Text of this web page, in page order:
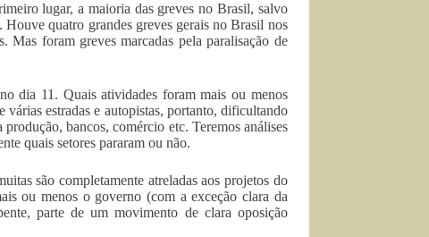
lugar, a maioria das greves no Brasil, salvo
Houve quatro grandes greves gerais no Brasil nos
Mas foram greves marcadas pela paralisação de
dia 11. Quais atividades foram mais ou menos
várias estradas e autopistas, portanto, dificultando
bancos, comércio etc. Teremos análises
quais setores pararam ou não.
são completamente atreladas aos projetos do
ou menos o governo (com a exceção clara da
parte de um movimento de clara oposição